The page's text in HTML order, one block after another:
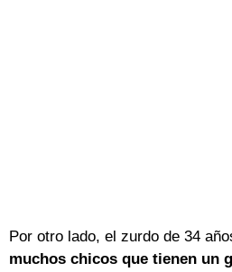
Por otro lado, el zurdo de 34
muchos chicos que tienen un